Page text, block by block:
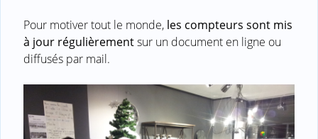
Pour motiver tout le monde, les compteurs sont mis
à jour régulièrementsur un document en ligne ou
diffusés par mail.